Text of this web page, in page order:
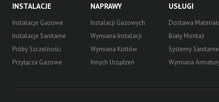
INSTALACJE
Instalacje Gazowe
Instalacje Sanitarne
Próby Szczelności
Przyłącza Gazowe
NAPRAWY
Instalacji Gazowych
Wymiana Instalacji
Wymiana Kotłów
Innych Urządzeń
USŁUGI
Dostawa
Biały Montaż
Systemy Sanitarne
Wymiana